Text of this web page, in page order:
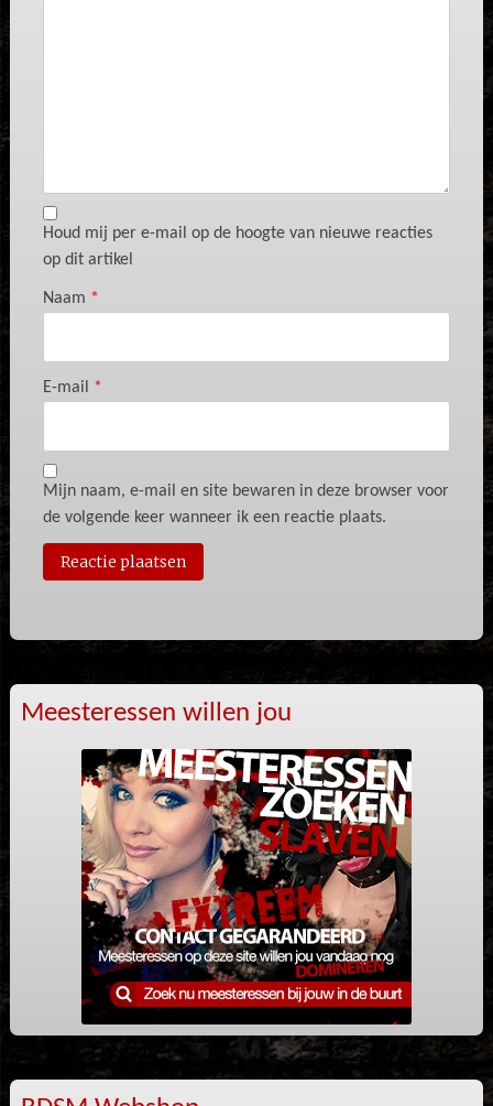
Houd mij per e-mail op de hoogte van nieuwe reacties
op dit artikel
Naam *
E-mail *
Mijn naam, e-mail en site bewaren in deze browser voor
de volgende keer wanneer ik een reactie plaats.
Meesteressen willen jou